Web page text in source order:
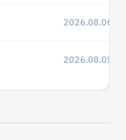
2026.08.06
2026.08.05